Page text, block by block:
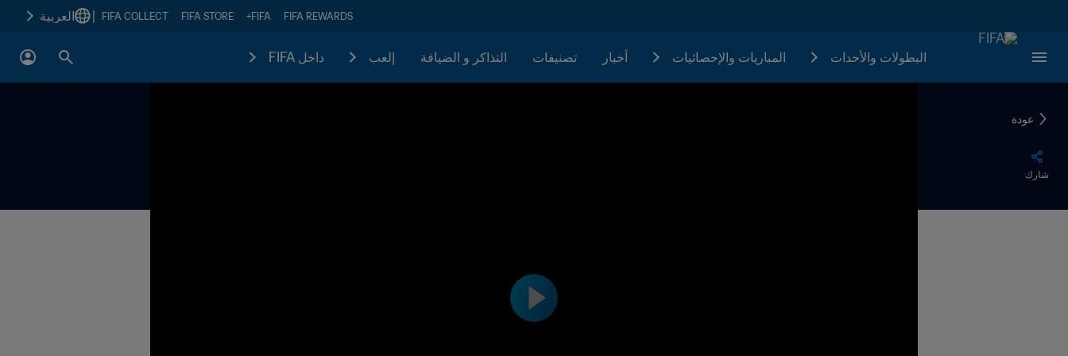
FIFA REWARDS
FIFA+
FIFA STORE
FIFA COLLECT العربية
البطولات والأحدات المباريات والإحصائيات أخبار تصنيفات التذاكر و الضيافة إلعب داخل FIFA
عودة
شارك